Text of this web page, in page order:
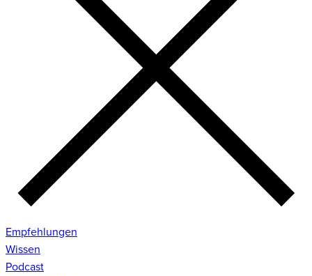
Empfehlungen
Wissen
Podcast